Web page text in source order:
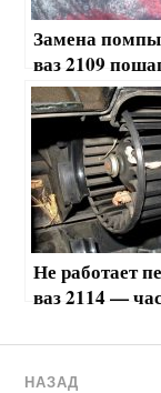
Замена
ваз 2109
и своими
Не работает
ваз 2114 —
решение
проблемы
НАЗАД